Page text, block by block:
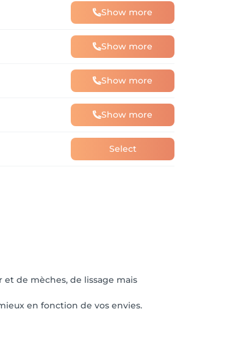
Show more
Show more
Show more
Show more
Select
de mèches, de lissage mais
en fonction de vos envies.